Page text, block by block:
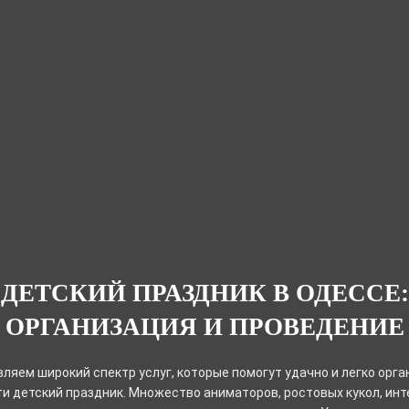
ДЕТСКИЙ ПРАЗДНИК В ОДЕССЕ:
ОРГАНИЗАЦИЯ И ПРОВЕДЕНИЕ
широкий спектр услуг, которые помогут удачно и легко
детский праздник. Множество аниматоров, ростовых кукол,